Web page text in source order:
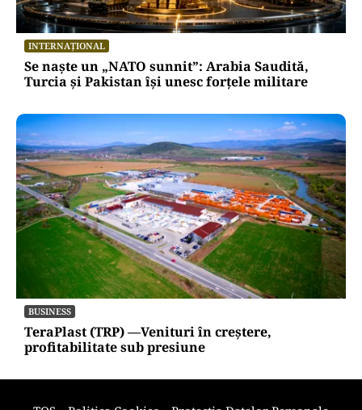
INTERNAȚIONAL
Se naște un „NATO sunnit”: Arabia Saudită,
Turcia și Pakistan își unesc forțele militare
BUSINESS
TeraPlast (TRP) —Venituri în creștere,
profitabilitate sub presiune